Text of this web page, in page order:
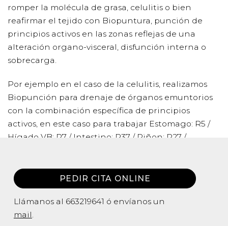
romper la molécula de grasa, celulitis o bien
reafirmar el tejido con Biopuntura, punción de
principios activos en las zonas reflejas de una
alteración organo-visceral, disfunción interna o
sobrecarga.
Por ejemplo en el caso de la celulitis, realizamos
Biopunción para drenaje de órganos emuntorios
con la combinación específica de principios
activos, en este caso para trabajar Estomago: R5 /
Hígado VB: R7 / Intestino: R37 / Riñon: R27 /
Para la Flacidez, ya sea en cuerpo o en facial,
trabajamos la regulación hormonal, el tejido
conjuntivo y la regeneración tisular con
PEDIR CITA ONLINE
Llámanos al 663219641 ó envíanos un
mail.